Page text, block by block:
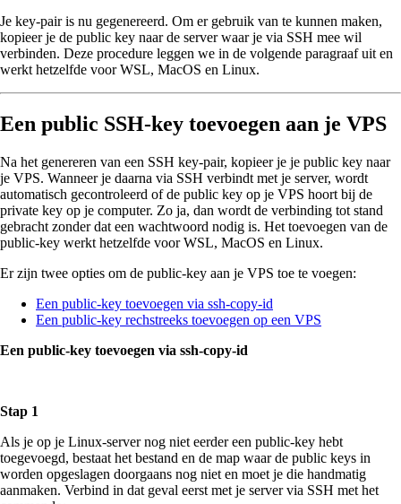
Je key-pair is nu gegenereerd. Om er gebruik van te kunnen maken,
kopieer je de public key naar de server waar je via SSH mee wil
verbinden. Deze procedure leggen we in de volgende paragraaf uit en
werkt hetzelfde voor WSL, MacOS en Linux.
Een public SSH-key toevoegen aan je VPS
Na het genereren van een SSH key-pair, kopieer je je public key naar
je VPS. Wanneer je daarna via SSH verbindt met je server, wordt
automatisch gecontroleerd of de public key op je VPS hoort bij de
private key op je computer. Zo ja, dan wordt de verbinding tot stand
gebracht zonder dat een wachtwoord nodig is. Het toevoegen van de
public-key werkt hetzelfde voor WSL, MacOS en Linux.
Er zijn twee opties om de public-key aan je VPS toe te voegen:
Een public-key toevoegen via ssh-copy-id
Een public-key rechstreeks toevoegen op een VPS
Een public-key toevoegen via ssh-copy-id
Stap 1
Als je op je Linux-server nog niet eerder een public-key hebt
toegevoegd, bestaat het bestand en de map waar de public keys in
worden opgeslagen doorgaans nog niet en moet je die handmatig
aanmaken. Verbind in dat geval eerst met je server via SSH met het